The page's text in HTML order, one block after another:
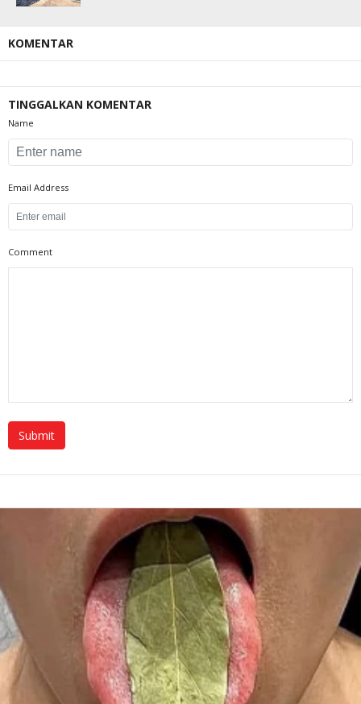
KOMENTAR
TINGGALKAN KOMENTAR
Name
Email Address
Comment